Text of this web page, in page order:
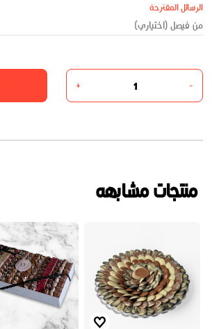
الرسائل المقترحة
-
+
منتجات مشابهه